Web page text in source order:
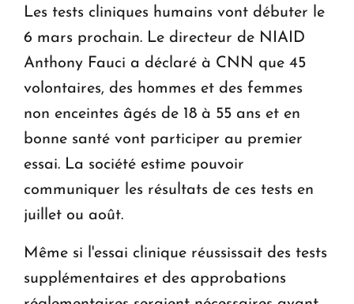
Les tests cliniques humains vont débuter le
6 mars prochain. Le directeur de NIAID
Anthony Fauci a déclaré à CNN que 45
volontaires, des hommes et des femmes
non enceintes âgés de 18 à 55 ans et en
bonne santé vont participer au premier
essai. La société estime pouvoir
communiquer les résultats de ces tests en
juillet ou août.
Même si l'essai clinique réussissait des tests
supplémentaires et des approbations